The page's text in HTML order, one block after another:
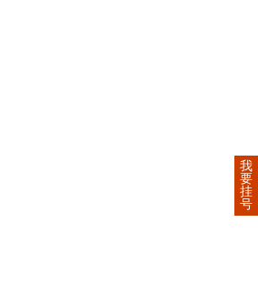
我
要
挂
号